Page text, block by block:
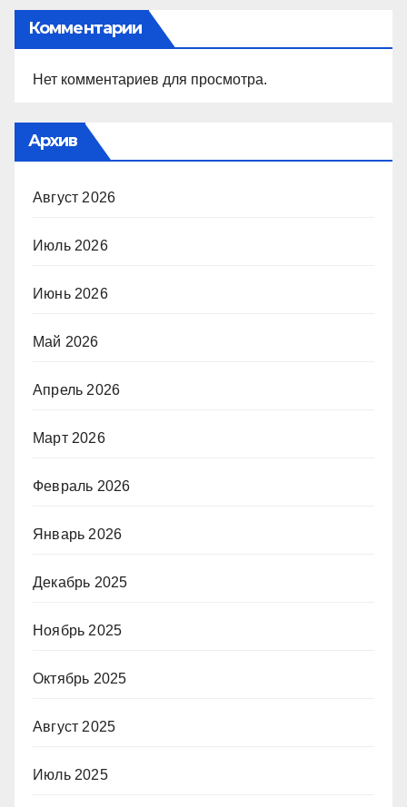
Комментарии
Нет комментариев для просмотра.
Архив
Август 2026
Июль 2026
Июнь 2026
Май 2026
Апрель 2026
Март 2026
Февраль 2026
Январь 2026
Декабрь 2025
Ноябрь 2025
Октябрь 2025
Август 2025
Июль 2025